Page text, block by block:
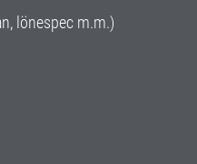
lönespec m.m.)